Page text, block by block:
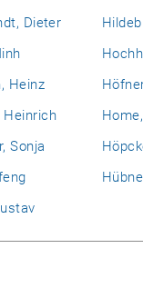
Dieter
Heinz
Heinrich
Sonja